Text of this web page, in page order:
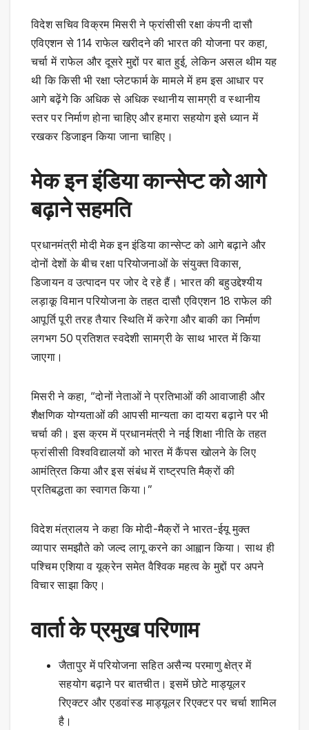
विदेश सचिव विक्रम मिसरी ने फ्रांसीसी रक्षा कंपनी दासौ
एविएशन से 114 राफेल खरीदने की भारत की योजना पर कहा,
चर्चा में राफेल और दूसरे मुद्दों पर बात हुई, लेकिन असल थीम यह
थी कि किसी भी रक्षा प्लेटफार्म के मामले में हम इस आधार पर
आगे बढ़ेंगे कि अधिक से अधिक स्थानीय सामग्री व स्थानीय
स्तर पर निर्माण होना चाहिए और हमारा सहयोग इसे ध्यान में
रखकर डिजाइन किया जाना चाहिए।
मेक इन इंडिया कान्सेप्ट को आगे
बढ़ाने सहमति
प्रधानमंत्री मोदी मेक इन इंडिया कान्सेप्ट को आगे बढ़ाने और
दोनों देशों के बीच रक्षा परियोजनाओं के संयुक्त विकास,
डिजायन व उत्पादन पर जोर दे रहे हैं। भारत की बहुउद्देश्यीय
लड़ाकू विमान परियोजना के तहत दासौ एविएशन 18 राफेल की
आपूर्ति पूरी तरह तैयार स्थिति में करेगा और बाकी का निर्माण
लगभग 50 प्रतिशत स्वदेशी सामग्री के साथ भारत में किया
जाएगा।
मिसरी ने कहा, “दोनों नेताओं ने प्रतिभाओं की आवाजाही और
शैक्षणिक योग्यताओं की आपसी मान्यता का दायरा बढ़ाने पर भी
चर्चा की। इस क्रम में प्रधानमंत्री ने नई शिक्षा नीति के तहत
फ्रांसीसी विश्वविद्यालयों को भारत में कैंपस खोलने के लिए
आमंत्रित किया और इस संबंध में राष्ट्रपति मैक्रों की
प्रतिबद्धता का स्वागत किया।”
विदेश मंत्रालय ने कहा कि मोदी-मैक्रों ने भारत-ईयू मुक्त
व्यापार समझौते को जल्द लागू करने का आह्वान किया। साथ ही
पश्चिम एशिया व यूक्रेन समेत वैश्विक महत्व के मुद्दों पर अपने
विचार साझा किए।
वार्ता के प्रमुख परिणाम
जैतापुर में परियोजना सहित असैन्य परमाणु क्षेत्र में
सहयोग बढ़ाने पर बातचीत। इसमें छोटे माड्यूलर
रिएक्टर और एडवांस्ड माड्यूलर रिएक्टर पर चर्चा शामिल
है।